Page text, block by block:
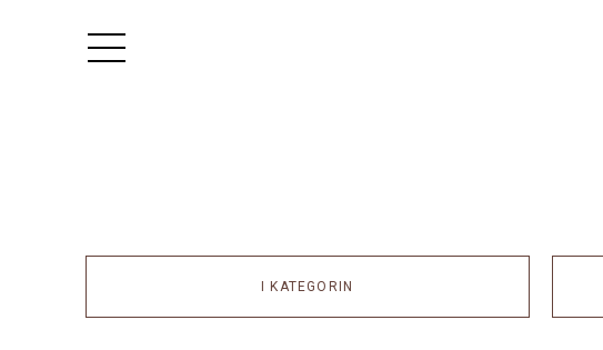
I KATEGORIN